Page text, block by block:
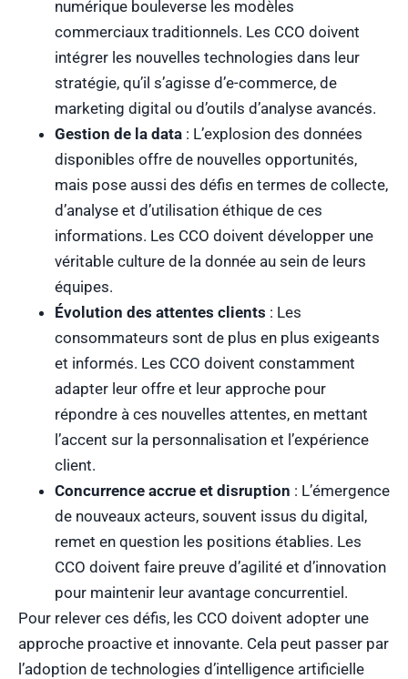
numérique bouleverse les modèles
commerciaux traditionnels. Les CCO doivent
intégrer les nouvelles technologies dans leur
stratégie, qu’il s’agisse d’e-commerce, de
marketing digital ou d’outils d’analyse avancés.
Gestion de la data : L’explosion des données
disponibles offre de nouvelles opportunités,
mais pose aussi des défis en termes de collecte,
d’analyse et d’utilisation éthique de ces
informations. Les CCO doivent développer une
véritable culture de la donnée au sein de leurs
équipes.
Évolution des attentes clients : Les
consommateurs sont de plus en plus exigeants
et informés. Les CCO doivent constamment
adapter leur offre et leur approche pour
répondre à ces nouvelles attentes, en mettant
l’accent sur la personnalisation et l’expérience
client.
Concurrence accrue et disruption : L’émergence
de nouveaux acteurs, souvent issus du digital,
remet en question les positions établies. Les
CCO doivent faire preuve d’agilité et d’innovation
pour maintenir leur avantage concurrentiel.
Pour relever ces défis, les CCO doivent adopter une
approche proactive et innovante. Cela peut passer par
l’adoption de technologies d’intelligence artificielle